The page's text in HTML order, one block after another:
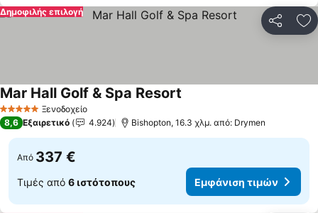
Δημοφιλής επιλογή
5 Αστέρια Ξενοδοχείο
Mar Hall Golf & Spa Resort
8,6 Εξαιρετικό 4.924 Bishopton, 16.3 χλμ. από: Drymen
Από 337 €
Τιμές από 6 ιστότοπους Εμφάνιση τιμών